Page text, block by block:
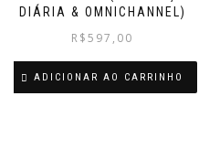
DIÁRIA & OMNICHANNEL)
R$597,00
ADICIONAR AO CARRINHO